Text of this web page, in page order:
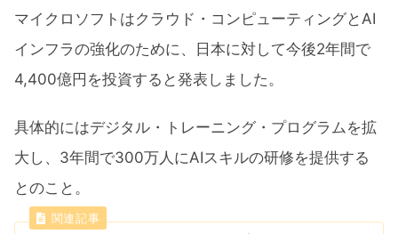
マイクロソフトはクラウド・コンピューティングとAI
インフラの強化のために、日本に対して今後2年間で
4,400億円を投資すると発表しました。
具体的にはデジタル・トレーニング・プログラムを拡
大し、3年間で300万人にAIスキルの研修を提供する
とのこと。